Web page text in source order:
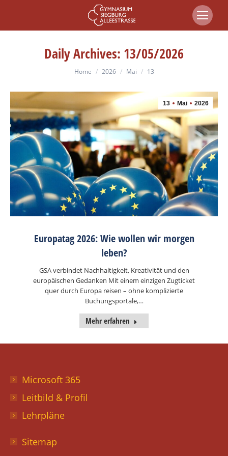
Daily Archives: 13/05/2026
You are here:
Home 2026 Mai 13
13 Mai 2026
Europatag 2026: Wie wollen wir morgen
leben?
GSA verbindet Nachhaltigkeit, Kreativität und den
europäischen Gedanken Mit einem einzigen Zugticket
quer durch Europa reisen – ohne komplizierte
Buchungsportale,…
Mehr erfahren
Microsoft 365
Leitbild & Profil
Lehrpläne
Sitemap